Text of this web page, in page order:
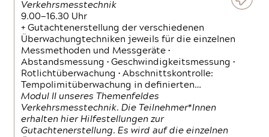
Verkehrsmesstechnik
9.00—16.30 Uhr
+ Gutachtenerstellung der verschiedenen
Überwachungtechniken jeweils für die einzelnen
Messmethoden und Messgeräte •
Abstandsmessung • Geschwindigkeitsmessung •
Rotlichtüberwachung • Abschnittskontrolle:
Tempolimitüberwachung in definierten…
Modul II unseres Themenfeldes
Verkehrsmesstechnik. Die Teilnehmer*Innen
erhalten hier Hilfestellungen zur
Gutachtenerstellung. Es wird auf die einzelnen